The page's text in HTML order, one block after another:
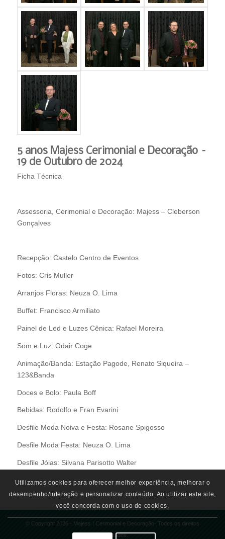
5 anos Majess Cerimonial e Decoração –
19 de Outubro de 2024
Ficha Técnica
Assessoria, Cerimonial e Decoração: Majess – Cleberson
Gonçalves
Recepção: Castelo Centro de Eventos
Fotos: Cris Muller
Arranjos Floras: Neuza O. Lima
Buffet: Francisco Armiliato
Painel de Led e Luzes Cênica: Rafael Moreira
Som e Luz: Odair Coge
Animação/Banda: Estação Pagode, Renato Siqueira –
123&Banda
Doces e Bolo: Paula Boff
Bebidas: Rodolfo e Fran Evarini
Desfile Moda Noiva e Festa: Rosane Spigosso
Desfile Moda Festa: Neuza O. Lima
Desfile Jóias: Silvana Parisotto Walter
© Copyright 2026 - Majess | Cerimonial e Decoração- Todos os direitos
Reservados.
Utilizamos cookies para oferecer melhor experiência, melhorar o
desempenho/interação e personalizar conteúdo. Ao utilizar este site,
você concorda com o uso de cookies.